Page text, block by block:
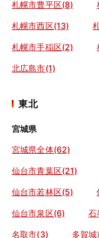
札幌市豊平区(8)
札幌市西区(13)
札幌市手稲区(2)
北広島市(1)
東北
宮城県
宮城県全体(62)
仙台市青葉区(21)
仙台市若林区(5)
仙台市泉区(6) 石
名取市(3) 多賀